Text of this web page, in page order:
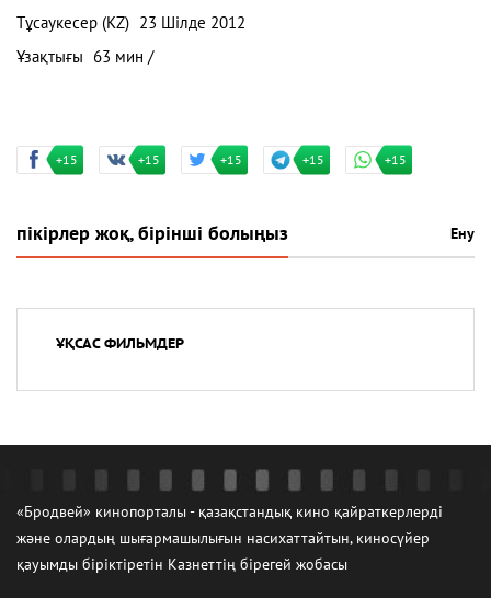
Тұсаукесер (KZ) 23 Шілде 2012
Ұзақтығы
63 мин /
+15 +15 +15 +15 +15
пікірлер жоқ, бірінші болыңыз Ену
ҰҚСАС ФИЛЬМДЕР
«Бродвей» кинопорталы - қазақстандық кино қайраткерлерді
және олардың шығармашылығын насихаттайтын, киносүйер
қауымды біріктіретін Казнеттің бірегей жобасы